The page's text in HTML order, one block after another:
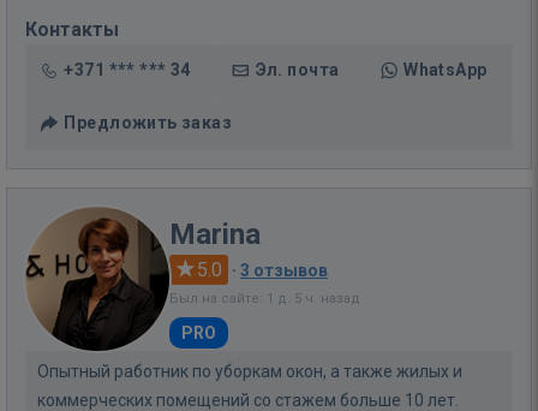
Контакты
+371 *** *** 34 Эл. почта WhatsApp
Предложить заказ
Marina
5.0 · 3 отзывов
Был на сайте: 1 д. 5 ч. назад
PRO
Опытный работник по уборкам окон, а также жилых и
коммерческих помещений со стажем больше 10 лет.